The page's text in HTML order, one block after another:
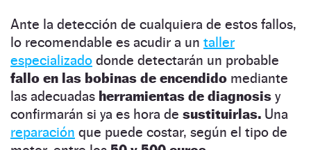
Ante la detección de cualquiera de estos fallos,
lo recomendable es acudir a un taller
especializado donde detectarán un probable
fallo en las bobinas de encendido mediante
las adecuadas herramientas de diagnosis y
confirmarán si ya es hora de sustituirlas. Una
reparación que puede costar, según el tipo de